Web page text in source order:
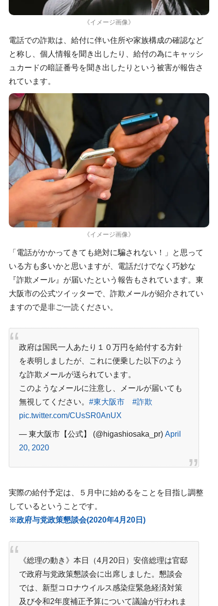
《イメージ画像》
電話での詐欺は、給付に伴い住所や家族構成の確認など
と称し、個人情報を聞き出したり、給付の為にキャッシ
ュカードの暗証番号を聞き出したりという被害が報告さ
れています。
《イメージ画像》
「電話がかかってきても絶対に騙されない！」と思って
いる方も多いかと思いますが、電話だけでなく巧妙な
『詐欺メール』が届いたという報告もされています。東
大阪市の公式ツイッターで、詐欺メールが紹介されてい
ますので是非ご一読ください。
政府は国民一人あたり１０万円を給付する方針
を表明しましたが、これに便乗した以下のよう
な詐欺メールが送られています。
このようなメールに注意し、メールが届いても
無視してください。 #東大阪市
#詐欺
pic.twitter.com/CUsSR0AnUX
— 東大阪市【公式】 (@higashiosaka_pr) April
20, 2020
実際の給付予定は、５月中に始めるをことを目指し調整
しているということです。
※政府与党政策懇談会(2020年4月20日)
《総理の動き》本日（4月20日）安倍総理は官邸
で政府与党政策懇談会に出席しました。懇談会
では、新型コロナウイルス感染症緊急経済対策
及び令和2年度補正予算について議論が行われま